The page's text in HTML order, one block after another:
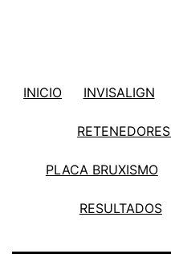
INICIO INVISALIGN
PLACA BRUXISMO
RESULTADOS